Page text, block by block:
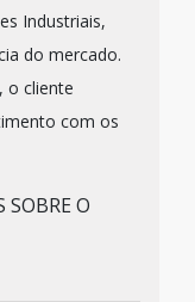
Industriais,
do mercado.
o cliente
com os
O